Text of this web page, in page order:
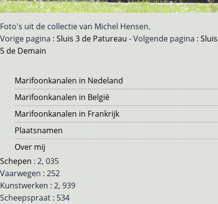
Foto's uit de collectie van Michel Hensen.
Vorige pagina : Sluis 3 de Patureau - Volgende pagina : Sluis
5 de Demain
Voet
Marifoonkanalen in Nedeland
Marifoonkanalen in België
Marifoonkanalen in Frankrijk
Plaatsnamen
Over mij
Schepen : 2, 035
Vaarwegen : 252
Kunstwerken : 2, 939
Scheepspraat : 534